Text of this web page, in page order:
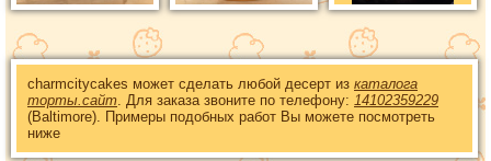
charmcitycakes может сделать любой десерт из каталога
торты.сайт . Для заказа звоните по телефону: 14102359229
(Baltimore). Примеры подобных работ Вы можете посмотреть
ниже